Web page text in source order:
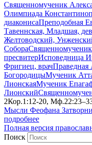
Священномученик
Олимпиада
диаконисаПреподобная
Тавеннская, Младшая,
Желтоводский,
Собора
пресвитерИсповедница
Фригиец, врачПраведная
БогородицыМученик
ЛионскаяМученик
Лионский
2Кор.1:12-20,
Мысли Феофана
подробнее
Полная версия
Поиск